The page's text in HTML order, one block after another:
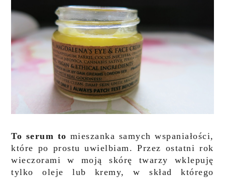
To serum to mieszanka samych wspaniałości,
które po prostu uwielbiam. Przez ostatni rok
wieczorami w moją skórę twarzy wklepuję
tylko oleje lub kremy, w skład którego